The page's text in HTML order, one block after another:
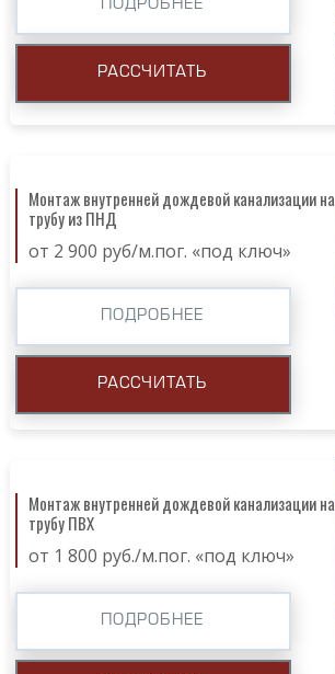
ПОДРОБНЕЕ
РАССЧИТАТЬ
Монтаж внутренней дождевой канализации на
трубу из ПНД
от 2 900 руб/м.пог. «под ключ»
ПОДРОБНЕЕ
РАССЧИТАТЬ
Монтаж внутренней дождевой канализации на
трубу ПВХ
от 1 800 руб./м.пог. «под ключ»
ПОДРОБНЕЕ